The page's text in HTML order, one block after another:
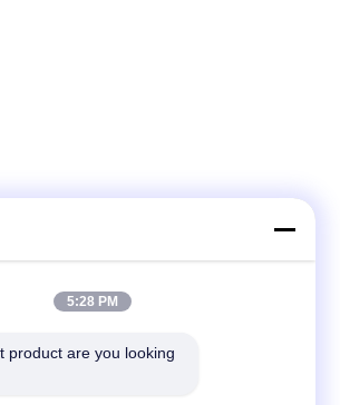
次の投稿次
5:28 PM
product are you looking